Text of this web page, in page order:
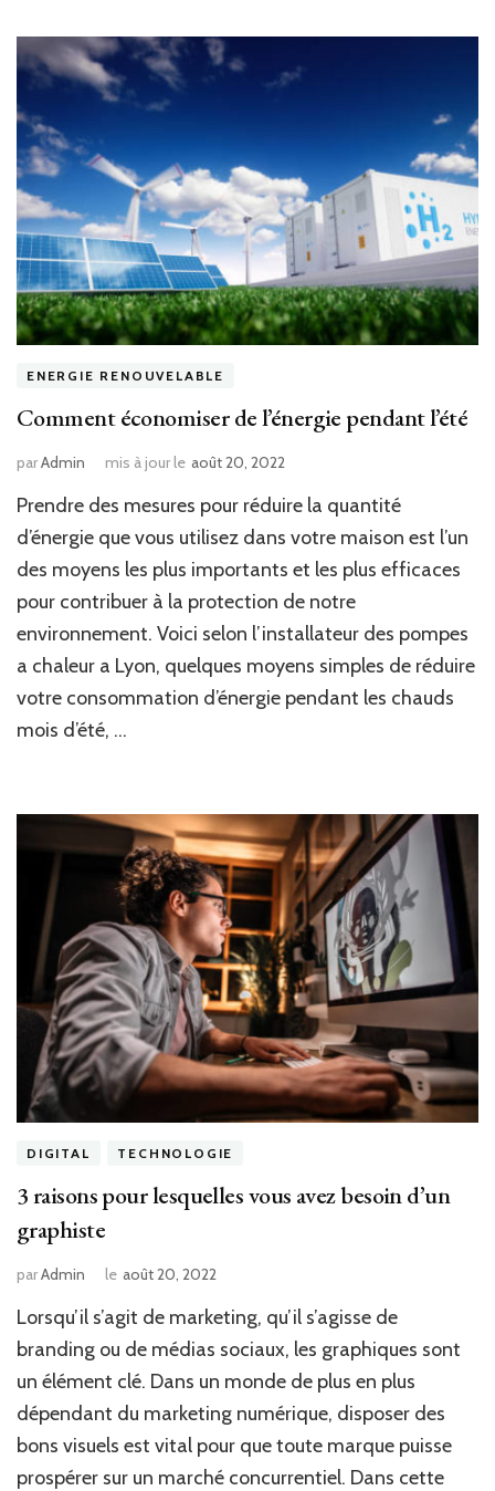
ENERGIE RENOUVELABLE
Comment économiser de l’énergie pendant l’été
parAdmin mis à jour le août 20, 2022
Prendre des mesures pour réduire la quantité
d’énergie que vous utilisez dans votre maison est l’un
des moyens les plus importants et les plus efficaces
pour contribuer à la protection de notre
environnement. Voici selon l’installateur des pompes
a chaleur a Lyon, quelques moyens simples de réduire
votre consommation d’énergie pendant les chauds
mois d’été, …
DIGITAL TECHNOLOGIE
3 raisons pour lesquelles vous avez besoin d’un
graphiste
parAdmin le août 20, 2022
Lorsqu’il s’agit de marketing, qu’il s’agisse de
branding ou de médias sociaux, les graphiques sont
un élément clé. Dans un monde de plus en plus
dépendant du marketing numérique, disposer des
bons visuels est vital pour que toute marque puisse
prospérer sur un marché concurrentiel. Dans cette